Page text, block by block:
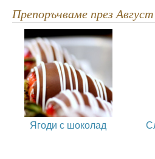
Препоръчваме през Август
Ягоди с шоколад